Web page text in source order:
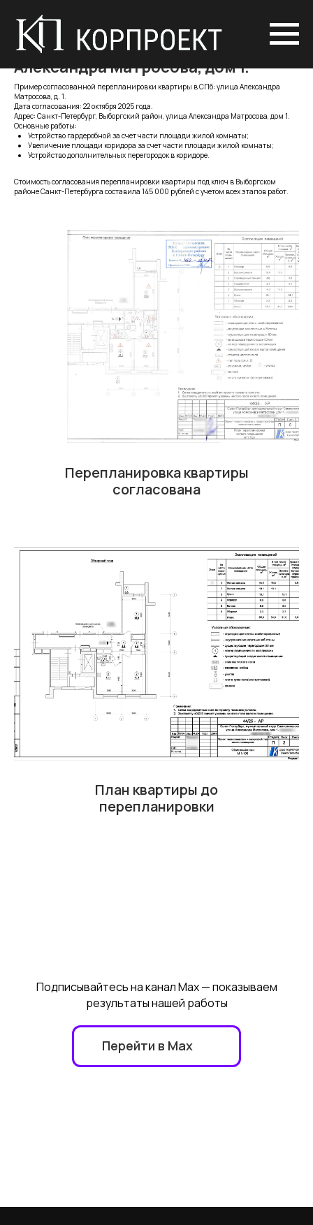
Реальный пример согласованной
перепланировки квартиры - улица
Александра Матросова, дом 1.
Пример согласованной перепланировки квартиры в СПб: улица Александра
Матросова, д. 1.
Дата согласования: 22 октября 2025 года.
Адрес: Санкт-Петербург, Выборгский район, улица Александра Матросова, дом 1.
Основные работы:
Устройство гардеробной за счет части площади жилой комнаты;
Увеличение площади коридора за счет части площади жилой комнаты;
Устройство дополнительных перегородок в коридоре.
Стоимость согласования перепланировки квартиры под ключ в Выборгском
районе Санкт-Петербурга составила 145 000 рублей с учетом всех этапов работ.
Перепланировка квартиры
согласована
План квартиры до
перепланировки
Подписывайтесь на канал Max — показываем
результаты нашей работы
Перейти в Max